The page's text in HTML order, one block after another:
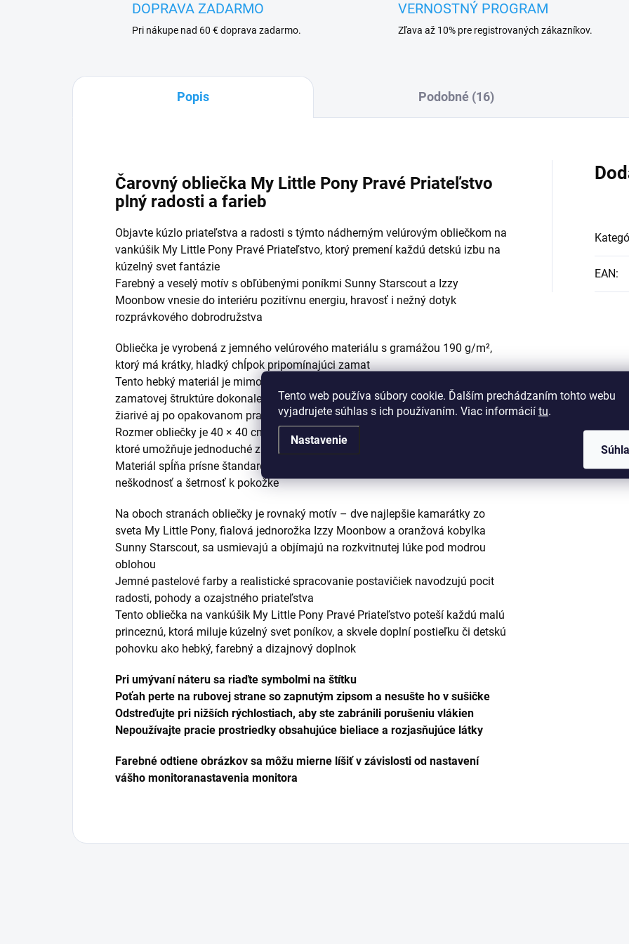
Tento web používa súbory cookie. Ďalším prechádzaním tohto webu
vyjadrujete súhlas s ich používaním. Viac informácií tu.
Nastavenie
DOPRAVA ZADARMO
Pri nákupe nad 60 € doprava zadarmo.
VERNOSTNÝ PROGRAM
Zľava až 10% pre registrovaných zákazníkov.
Popis Podobné (16)
Čarovný obliečka My Little Pony Pravé Priateľstvo
plný radosti a farieb
Objavte kúzlo priateľstva a radosti s týmto nádherným velúrovým obliečkom na
vankúšik My Little Pony Pravé Priateľstvo, ktorý premení každú detskú izbu na
kúzelný svet fantázie
Farebný a veselý motív s obľúbenými poníkmi Sunny Starscout a Izzy
Moonbow vnesie do interiéru pozitívnu energiu, hravosť i nežný dotyk
rozprávkového dobrodružstva
Obliečka je vyrobená z jemného velúrového materiálu s gramážou 190 g/m²,
ktorý má krátky, hladký chĺpok pripomínajúci zamat
Tento hebký materiál je mimoriadne príjemný na dotyk a vďaka svojej
zamatovej štruktúre dokonale zvýrazňuje sýte farby tlače, ktoré zostávajú
žiarivé aj po opakovanom praní
Rozmer obliečky je 40 × 40 cm a je vybavená praktickým zipsovým zapínaním,
ktoré umožňuje jednoduché zloženie a opätovné nasadenie
Materiál spĺňa prísne štandardy OEKO-TEX, čo zaručuje jeho zdravotnú
neškodnosť a šetrnosť k pokožke
Na oboch stranách obliečky je rovnaký motív – dve najlepšie kamarátky zo
sveta My Little Pony, fialová jednorožka Izzy Moonbow a oranžová kobylka
Sunny Starscout, sa usmievajú a objímajú na rozkvitnutej lúke pod modrou
oblohou
Jemné pastelové farby a realistické spracovanie postavičiek navodzujú pocit
radosti, pohody a ozajstného priateľstva
Tento obliečka na vankúšik My Little Pony Pravé Priateľstvo poteší každú malú
princeznú, ktorá miluje kúzelný svet poníkov, a skvele doplní postieľku či detskú
pohovku ako hebký, farebný a dizajnový doplnok
Pri umývaní náteru sa riaďte symbolmi na štítku
Poťah perte na rubovej strane so zapnutým zipsom a nesušte ho v sušičke
Odstreďujte pri nižších rýchlostiach, aby ste zabránili porušeniu vlákien
Nepoužívajte pracie prostriedky obsahujúce bieliace a rozjasňujúce látky
Farebné odtiene obrázkov sa môžu mierne líšiť v závislosti od nastavení
vášho monitoranastavenia monitora
EAN: